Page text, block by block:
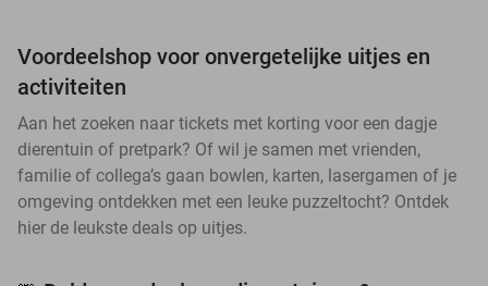
Voordeelshop voor onvergetelijke uitjes en
activiteiten
Aan het zoeken naar tickets met korting voor een dagje
dierentuin of pretpark? Of wil je samen met vrienden,
familie of collega’s gaan bowlen, karten, lasergamen of je
omgeving ontdekken met een leuke puzzeltocht? Ontdek
hier de leukste deals op uitjes.